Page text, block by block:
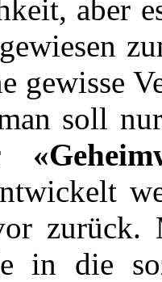
aber
gewisse
soll
in die